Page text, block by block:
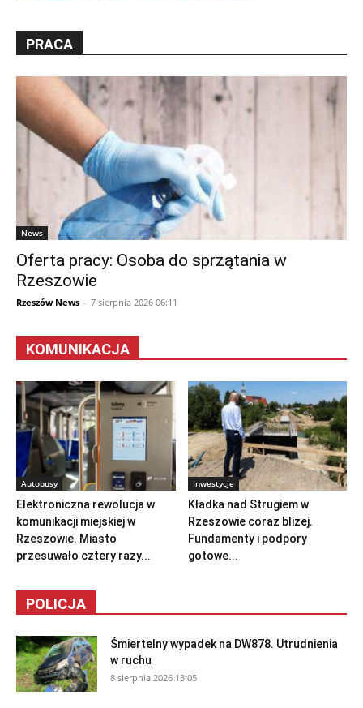
PRACA
News
Oferta pracy: Osoba do sprzątania w
Rzeszowie
Rzeszów News - 7 sierpnia 2026 06:11
KOMUNIKACJA
Autobusy
Elektroniczna rewolucja w
komunikacji miejskiej w
Rzeszowie. Miasto
przesuwało cztery razy...
Inwestycje
Kładka nad Strugiem w
Rzeszowie coraz bliżej.
Fundamenty i podpory
gotowe...
POLICJA
Śmiertelny wypadek na DW878. Utrudnienia
w ruchu
8 sierpnia 2026 13:05